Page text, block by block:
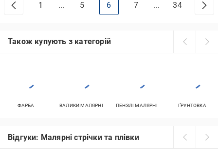
1 ... 5 6 7 ... 34
Також купують з категорій
ФАРБА ВАЛИКИ МАЛЯРНІ ПЕНЗЛІ МАЛЯРНІ ҐРУНТОВКА
Відгуки: Малярні стрічки та плівки